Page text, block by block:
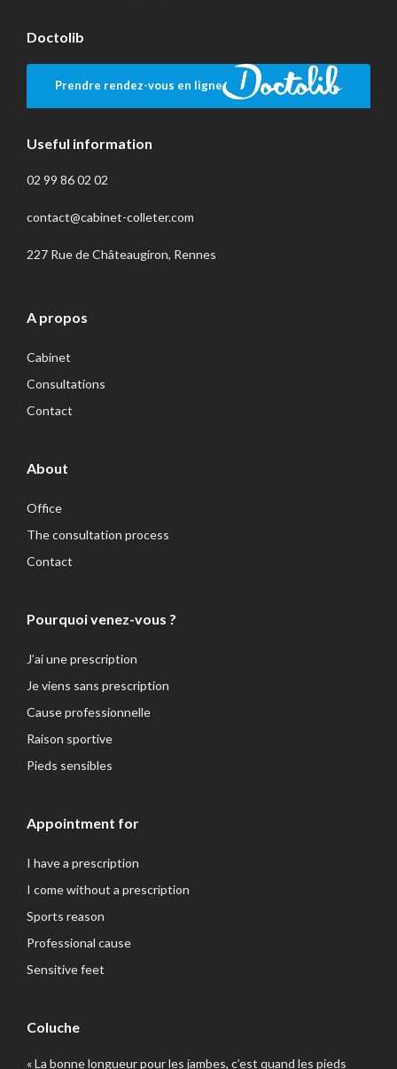
Doctolib
Prendre rendez-vous en ligne
Useful information
02 99 86 02 02
contact@cabinet-colleter.com
227 Rue de Châteaugiron, Rennes
A propos
Cabinet
Consultations
Contact
About
Office
The consultation process
Contact
Pourquoi venez-vous ?
J’ai une prescription
Je viens sans prescription
Cause professionnelle
Raison sportive
Pieds sensibles
Appointment for
I have a prescription
I come without a prescription
Sports reason
Professional cause
Sensitive feet
Coluche
« La bonne longueur pour les jambes, c’est quand les pieds